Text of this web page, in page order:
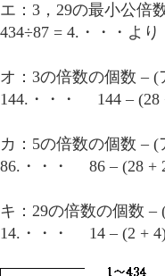
エ：3，29の最小公倍
434÷87 = 4.・・・よ
オ：3の倍数の個数 –
144.・・・ 144 – (28
カ：5の倍数の個数 –
86.・・・ 86 – (28 +
キ：29の倍数の個数
14.・・・ 14 – (2 +